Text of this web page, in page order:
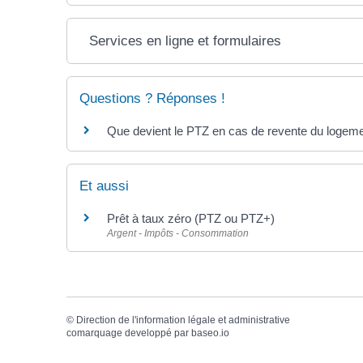
Services en ligne et formulaires
Questions ? Réponses !
Que devient le PTZ en cas de revente du
Et aussi
Prêt à taux zéro (PTZ ou PTZ+)
Argent - Impôts - Consommation
© Direction de l'information légale et administrative
comarquage developpé par baseo.io